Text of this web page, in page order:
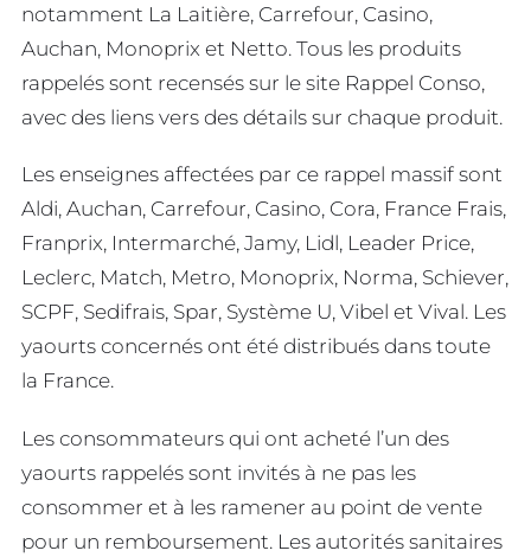
notamment La Laitière, Carrefour, Casino,
Auchan, Monoprix et Netto. Tous les produits
rappelés sont recensés sur le site Rappel Conso,
avec des liens vers des détails sur chaque produit.
Les enseignes affectées par ce rappel massif sont
Aldi, Auchan, Carrefour, Casino, Cora, France Frais,
Franprix, Intermarché, Jamy, Lidl, Leader Price,
Leclerc, Match, Metro, Monoprix, Norma, Schiever,
SCPF, Sedifrais, Spar, Système U, Vibel et Vival. Les
yaourts concernés ont été distribués dans toute
la France.
Les consommateurs qui ont acheté l’un des
yaourts rappelés sont invités à ne pas les
consommer et à les ramener au point de vente
pour un remboursement. Les autorités sanitaires